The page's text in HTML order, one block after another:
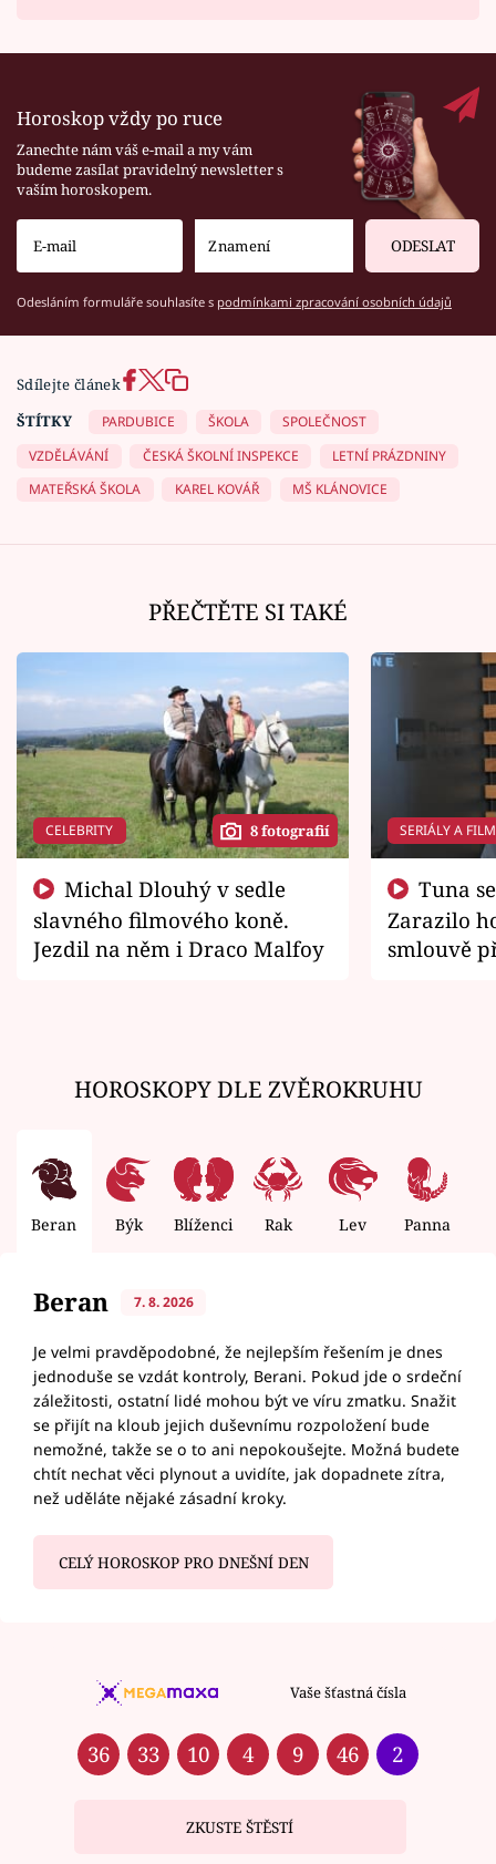
Horoskop vždy po ruce
Zanechte nám váš e-mail a my vám
budeme zasílat pravidelný newsletter s
vaším horoskopem.
ODESLAT
Odesláním formuláře souhlasíte s podmínkami zpracování osobních údajů
Sdílejte článek
ŠTÍTKY
PARDUBICE ŠKOLA
SPOLEČNOST
VZDĚLÁVÁNÍ
ČESKÁ ŠKOLNÍ INSPEKCE
LETNÍ PRÁZDNINY
MATEŘSKÁ ŠKOLA
KAREL KOVÁŘ MŠ KLÁNOVICE
PŘEČTĚTE SI TAKÉ
CELEBRITY 8 fotografií
slavného filmového koně.
Jezdil na něm i Draco Malfoy
SERIÁLY A
Zarazilo
smlouvě
HOROSKOPY DLE ZVĚROKRUHU
Beran Býk Blíženci Rak Lev Panna
Beran 7. 8. 2026
Je velmi pravděpodobné, že nejlepším řešením je dnes
jednoduše se vzdát kontroly, Berani. Pokud jde o srdeční
záležitosti, ostatní lidé mohou být ve víru zmatku. Snažit
se přijít na kloub jejich duševnímu rozpoložení bude
nemožné, takže se o to ani nepokoušejte. Možná budete
chtít nechat věci plynout a uvidíte, jak dopadnete zítra,
než uděláte nějaké zásadní kroky.
CELÝ HOROSKOP PRO DNEŠNÍ DEN
Vaše šťastná čísla
36 33 10 4 9 46 2
ZKUSTE ŠTĚSTÍ